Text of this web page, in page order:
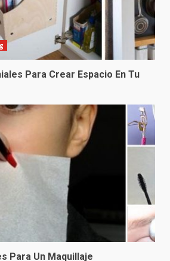
Para Crear Espacio En Tu
Para Un Maquillaje